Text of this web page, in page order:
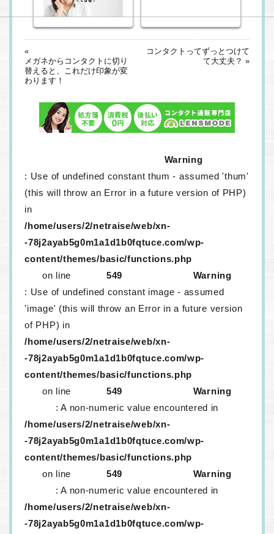
«
メガネからコンタクトに切り
替えると、これだけ印象が変
わります！
コンタクトってずっとつけて
て大丈夫？ »
Warning
: Use of undefined constant thum - assumed 'thum'
(this will throw an Error in a future version of PHP)
in
/home/users/2/netraise/web/xn-
-78j2ayab5g0m1a1d1b0fqtuce.com/wp-
content/themes/basic/functions.php
on line
549
Warning
: Use of undefined constant image - assumed
'image' (this will throw an Error in a future version
of PHP) in
/home/users/2/netraise/web/xn-
-78j2ayab5g0m1a1d1b0fqtuce.com/wp-
content/themes/basic/functions.php
on line
549
Warning
: A non-numeric value encountered in
/home/users/2/netraise/web/xn-
-78j2ayab5g0m1a1d1b0fqtuce.com/wp-
content/themes/basic/functions.php
on line
549
Warning
: A non-numeric value encountered in
/home/users/2/netraise/web/xn-
-78j2ayab5g0m1a1d1b0fqtuce.com/wp-